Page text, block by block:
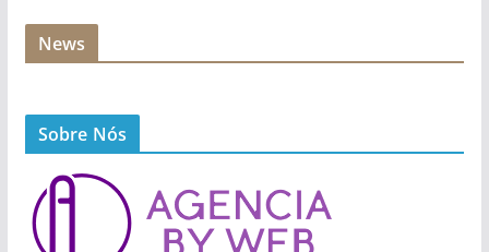
News
Sobre Nós